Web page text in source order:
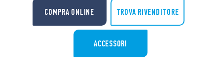
COMPRA ONLINE TROVA RIVENDITORE
ACCESSORI